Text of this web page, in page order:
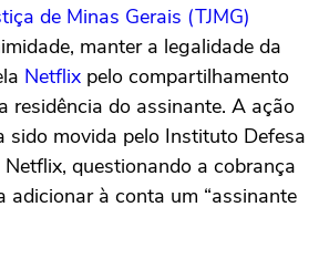
de Minas Gerais (TJMG)
manter a legalidade da
Netflix pelo compartilhamento
residência do assinante. A ação
sido movida pelo Instituto Defesa
questionando a cobrança
adicionar à conta um “assinante